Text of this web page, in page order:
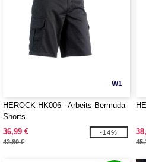
W1
HEROCK HK006 - Arbeits-Bermuda-
Shorts
36,99 €
42,80 €
-14%